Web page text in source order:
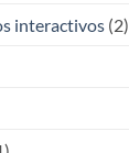
interactivos (2)